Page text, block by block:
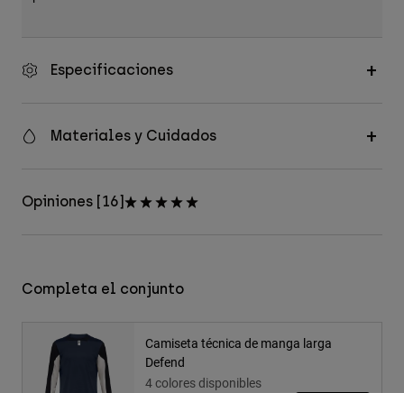
Especificaciones
Materiales y Cuidados
Opiniones [16]
Completa el conjunto
Camiseta técnica de manga larga
Defend
4 colores disponibles